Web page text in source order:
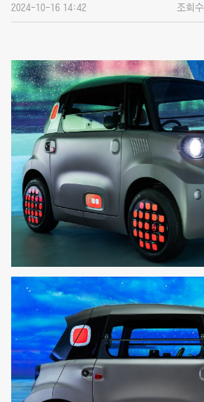
2024-10-16 14:42 조회수